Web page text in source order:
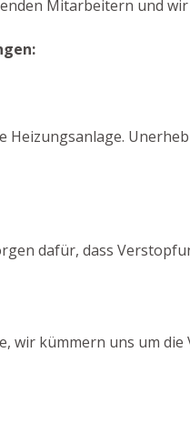
Mitarbeitern und
dafür, dass
wir kümmern uns um